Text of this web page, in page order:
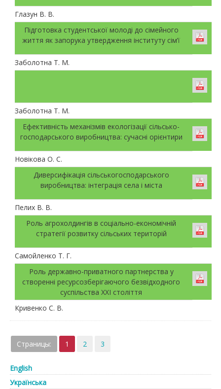
Глазун В. В.
Підготовка студентської молоді до сімейного
життя як запорука утвердження інституту сім’ї
Заболотна Т. М.
Заболотна Т. М.
Ефективність механізмів екологізації сільсько-
господарського виробництва: сучасні орієнтири
Новікова О. С.
Диверсифікація сільськогосподарського
виробництва: інтеграція села і міста
Пелих В. В.
Роль агрохолдингів в соціально-економічній
стратегії розвитку сільських територій
Самойленко Т. Г.
Роль державно-приватного партнерства у
створенні ресурсозберігаючого безвідходного
суспільства XXI століття
Кривенко С. В.
Страницы: 1 2 3
English
Українська